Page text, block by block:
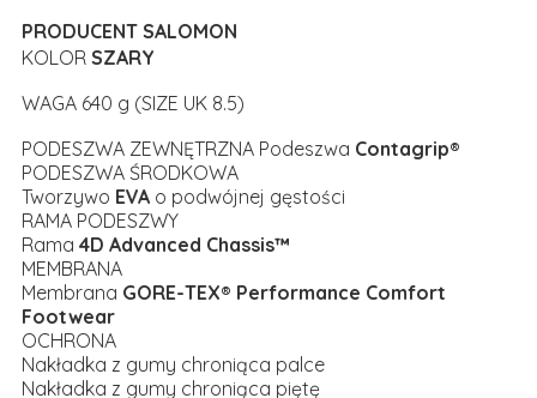
PRODUCENT SALOMON
KOLOR SZARY
WAGA 640 g (SIZE UK 8.5)
PODESZWA ZEWNĘTRZNA Podeszwa Contagrip®
PODESZWA ŚRODKOWA
Tworzywo EVA o podwójnej gęstości
RAMA PODESZWY
Rama 4D Advanced Chassis™
MEMBRANA
Membrana GORE-TEX® Performance Comfort
Footwear
OCHRONA
Nakładka z gumy chroniąca palce
Nakładka z gumy chroniąca piętę